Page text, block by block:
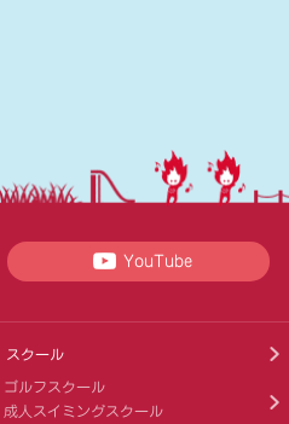
YouTube
スクール
ゴルフスクール
成人スイミングスクール